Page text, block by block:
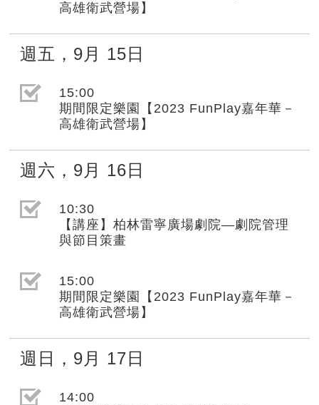
高雄衛武營場】
週五 ， 9月 15日
選取節目(未勾選)
15:00
期間限定樂園【2023 FunPlay嘉年華－
高雄衛武營場】
週六 ， 9月 16日
選取節目(未勾選)
10:30
【講座】柏林雷寧廣場劇院—劇院管理
與節目策畫
選取節目(未勾選)
15:00
期間限定樂園【2023 FunPlay嘉年華－
高雄衛武營場】
週日 ， 9月 17日
選取節目(未勾選)
14:00